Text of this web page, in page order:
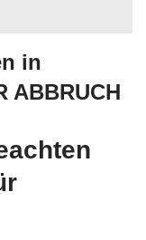
in
ABBRUCH